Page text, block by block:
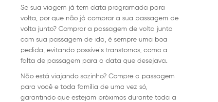
Se sua viagem já tem data programada para
volta, por que não já comprar a sua passagem de
volta junto? Comprar a passagem de volta junto
com sua passagem de ida, é sempre uma boa
pedida, evitando possíveis transtornos, como a
falta de passagem para a data que desejava.
Não está viajando sozinho? Compre a passagem
para você e toda família de uma vez só,
garantindo que estejam próximos durante toda a